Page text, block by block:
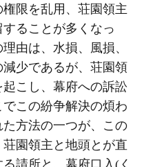
限を乱用、荘園領主
ることが多くなっ
由は、水損、風損、
少であるが、荘園領
こし、幕府への訴訟
この紛争解決の煩わ
方法の一つが、この
園領主と地頭とが直
請所と、幕府口入(く